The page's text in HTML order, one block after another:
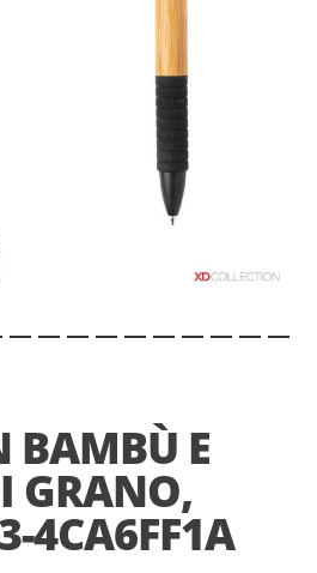
BAMBÙ E
GRANO,
4CA6FF1A